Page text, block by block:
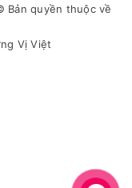
Bản quyền thuộc về
Vị Việt